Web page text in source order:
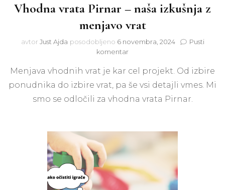
Vhodna vrata Pirnar – naša izkušnja z
menjavo vrat
avtor Just Ajda posodobljeno 6 novembra, 2024
Pusti
komentarna
vrata
Pirnar
naša
menjavo
Menjava vhodnih vrat je kar cel projekt. Od izbire
ponudnika do izbire vrat, pa še vsi detajli vmes. Mi
smo se odločili za vhodna vrata Pirnar.